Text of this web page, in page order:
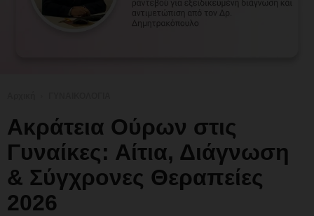
Ακράτεια Ούρων στις
Γυναίκες: Αίτια, Διάγνωση
& Σύγχρονες Θεραπείες
2026